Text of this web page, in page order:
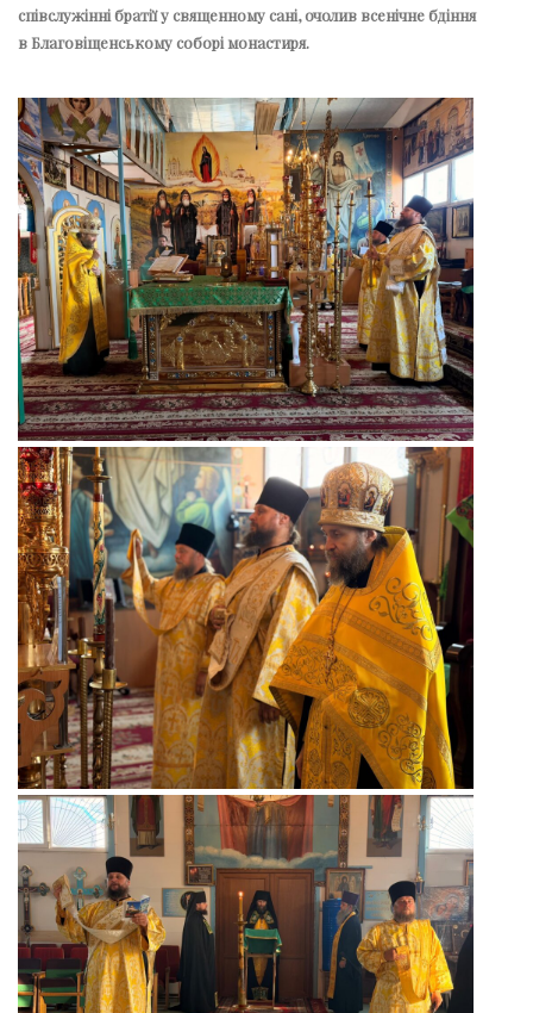
співслужінні братії у священному сані, очолив всенічне бдіння
в Благовіщенському соборі монастиря.